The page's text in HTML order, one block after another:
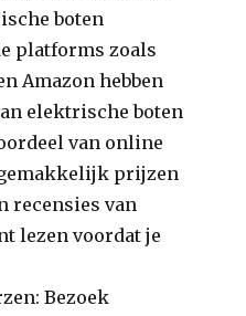
boten
platforms zoals
Amazon hebben
elektrische boten
van online
prijzen
recensies van
lezen voordat je
Bezoek